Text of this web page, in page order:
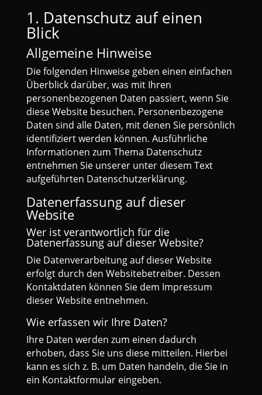
1. Datenschutz auf einen
Blick
Allgemeine Hinweise
Die folgenden Hinweise geben einen einfachen
Überblick darüber, was mit Ihren
personenbezogenen Daten passiert, wenn Sie
diese Website besuchen. Personenbezogene
Daten sind alle Daten, mit denen Sie persönlich
identifiziert werden können. Ausführliche
Informationen zum Thema Datenschutz
entnehmen Sie unserer unter diesem Text
aufgeführten Datenschutzerklärung.
Datenerfassung auf dieser
Website
Wer ist verantwortlich für die
Datenerfassung auf dieser Website?
Die Datenverarbeitung auf dieser Website
erfolgt durch den Websitebetreiber. Dessen
Kontaktdaten können Sie dem Impressum
dieser Website entnehmen.
Wie erfassen wir Ihre Daten?
Ihre Daten werden zum einen dadurch
erhoben, dass Sie uns diese mitteilen. Hierbei
kann es sich z. B. um Daten handeln, die Sie in
ein Kontaktformular eingeben.